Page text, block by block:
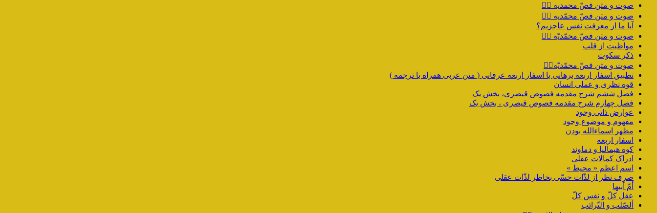
صوت و متن فصّ محمدیه ۴️⃣
صوت و متن فصّ محمّدیه ۳️⃣
آیا ما از معرفت نفس عاجزیم؟
صوت و متن فصّ محمّدیّه ۲️⃣
مواظبت از قلب
ذکر سکوت
صوت و متن فصّ محمّدیّه۱️⃣
تطبیق اسفار اربعه برهانی با اسفار اربعه عرفانی ( متن عربی همراه با ترجمه )
قوه نظری و عملی انسان
فصل ششم شرح مقدمه فصوص قیصری، بخش یک
فصل چهارم شرح مقدمه فصوص قیصری ، بخش یک
عوارض ذاتی وجود
مفهوم و موضوع وجود
مظهر اسماءالله بودن
اسفار اربعه
کوه هیمالیا و دماوند
ادراک کمالات عقلی
اسم اعظم « محیط »
صرف نظر از لذّات حسّی بخاطر لذّات عقلی
أمّ أبیها
عقل کلّ و نفس کلّ
ألصّلب و التّرائب